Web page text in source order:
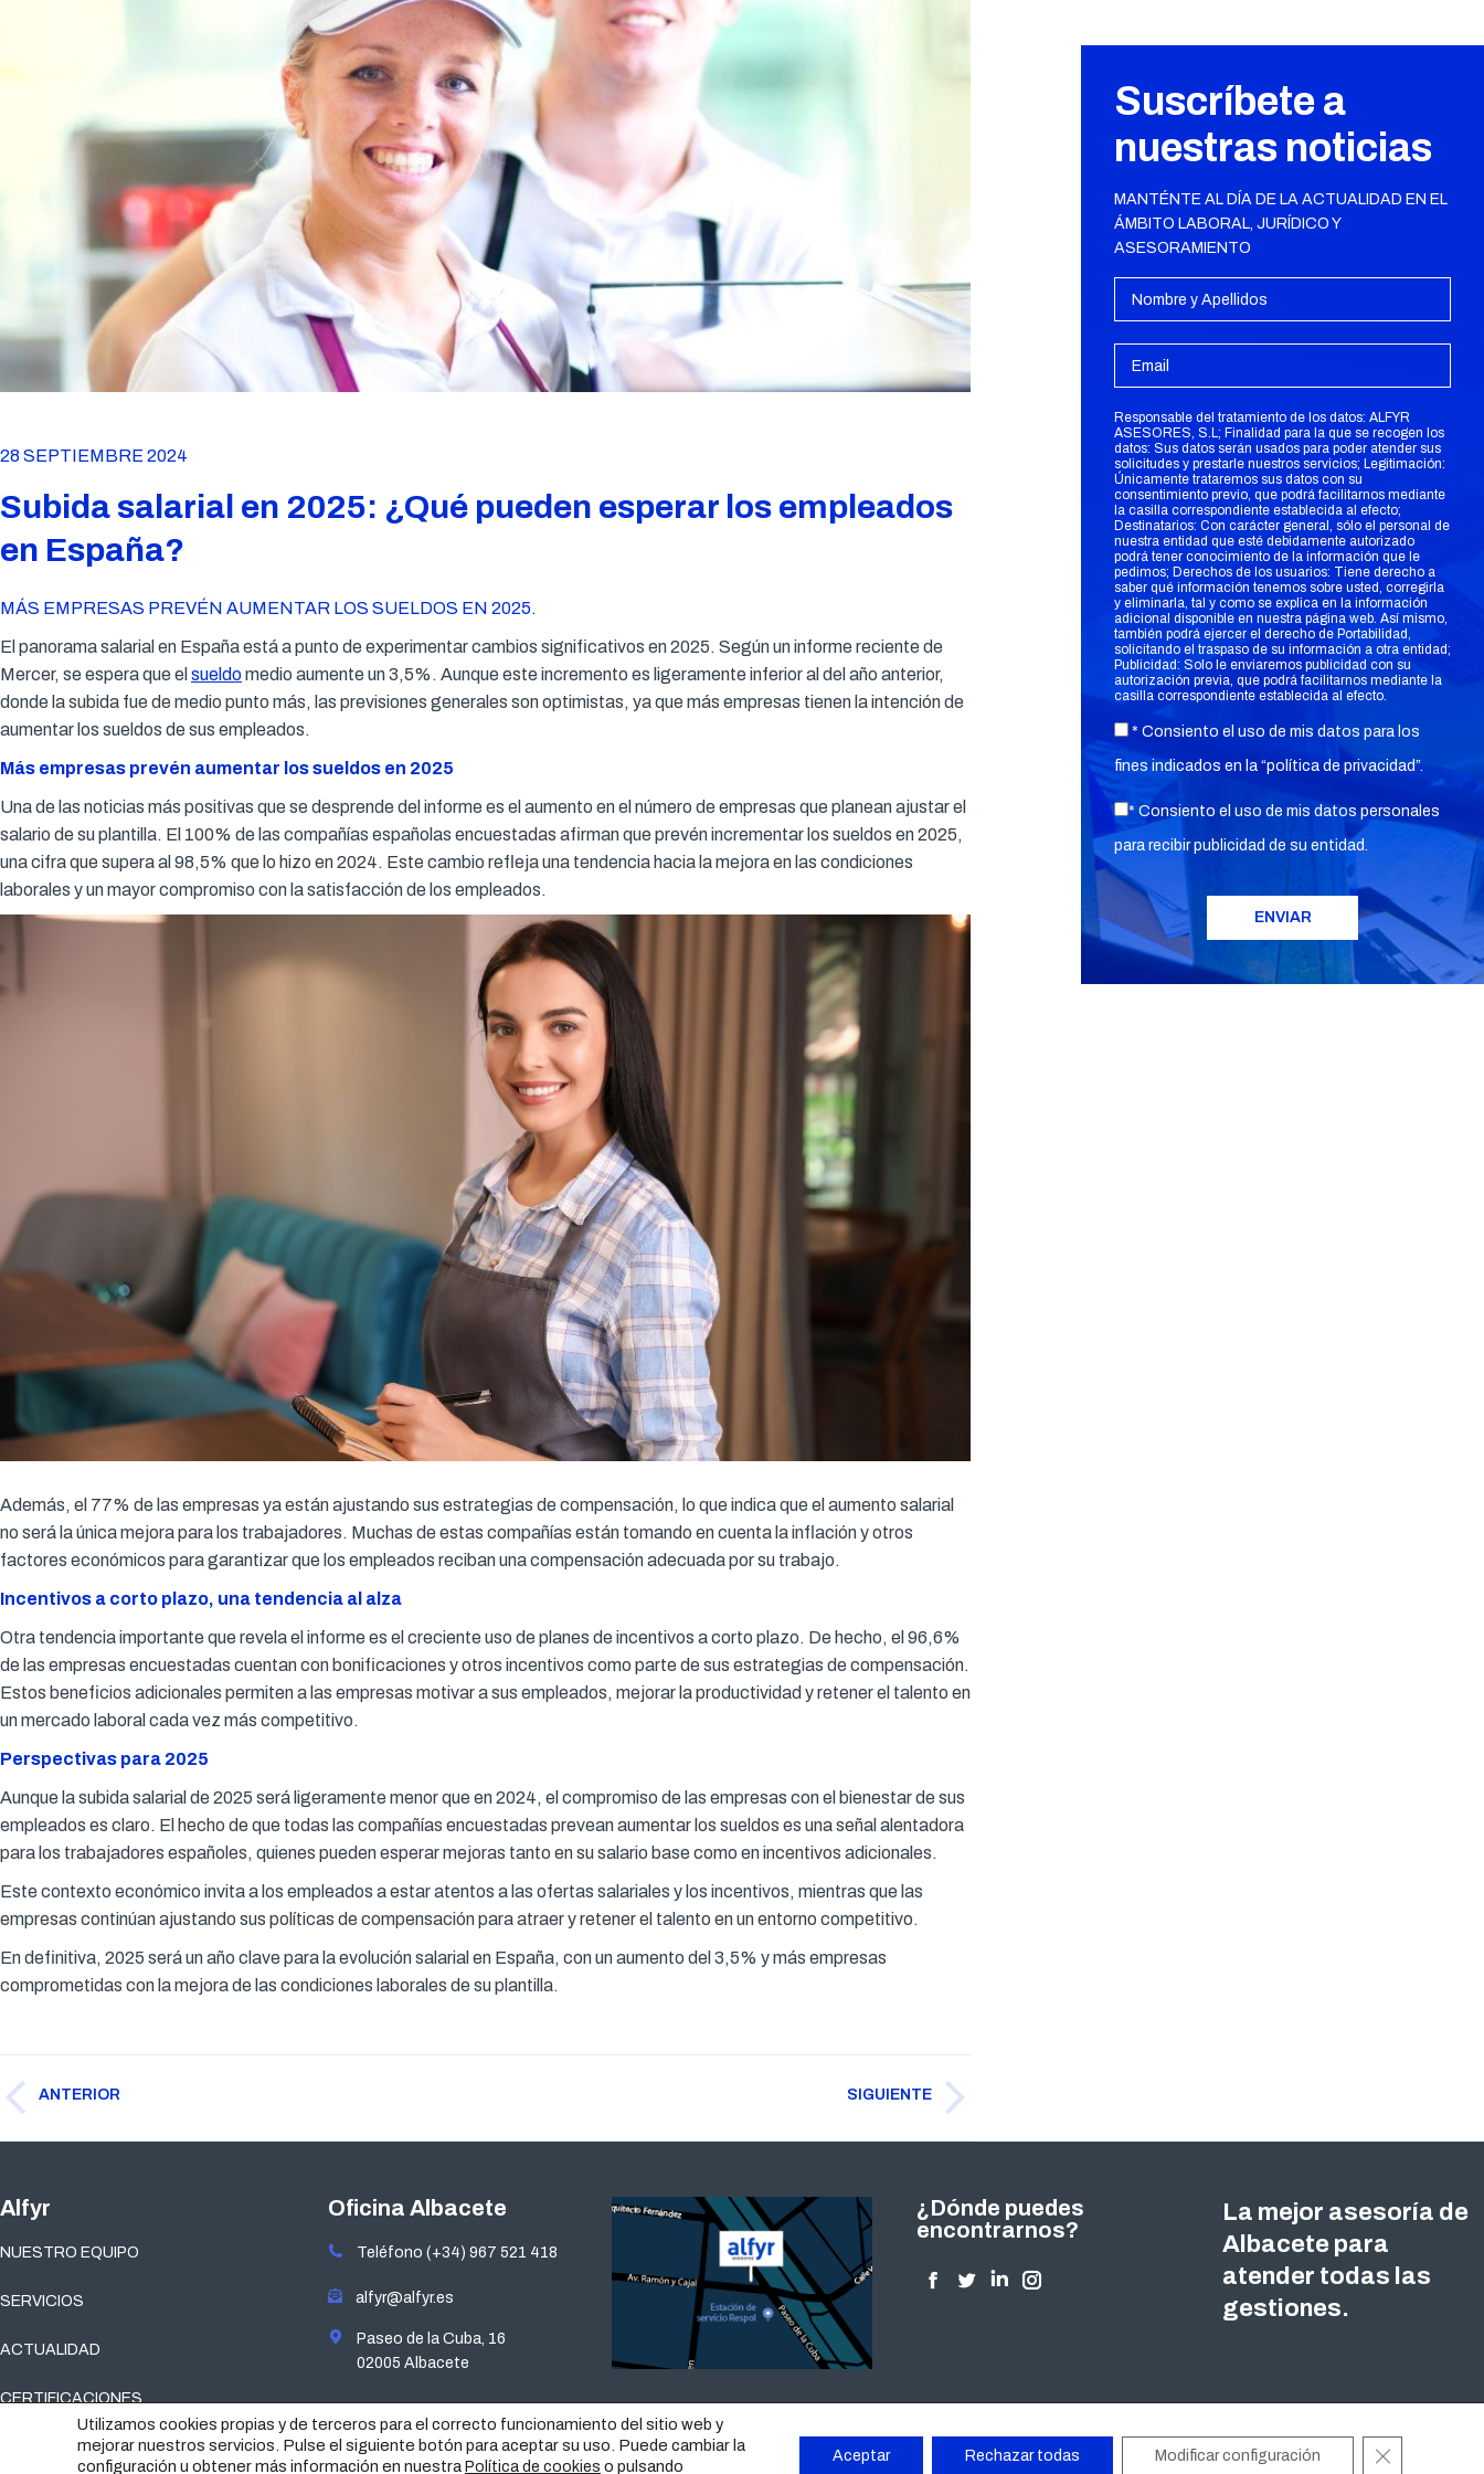
28 SEPTIEMBRE 2024
Subida salarial en 2025: ¿Qué pueden esperar los empleados
en España?
MÁS EMPRESAS PREVÉN AUMENTAR LOS SUELDOS EN 2025.
El panorama salarial en España está a punto de experimentar cambios significativos en 2025. Según un informe reciente de
Mercer, se espera que el sueldomedio aumente un 3,5%. Aunque este incremento es ligeramente inferior al del año anterior,
donde la subida fue de medio punto más, las previsiones generales son optimistas, ya que más empresas tienen la intención de
aumentar los sueldos de sus empleados.
Más empresas prevén aumentar los sueldos en 2025
Una de las noticias más positivas que se desprende del informe es el aumento en el número de empresas que planean ajustar el
salario de su plantilla. El 100% de las compañías españolas encuestadas afirman que prevén incrementar los sueldos en 2025,
una cifra que supera al 98,5% que lo hizo en 2024. Este cambio refleja una tendencia hacia la mejora en las condiciones
laborales y un mayor compromiso con la satisfacción de los empleados.
Además, el 77% de las empresas ya están ajustando sus estrategias de compensación, lo que indica que el aumento salarial
no será la única mejora para los trabajadores. Muchas de estas compañías están tomando en cuenta la inflación y otros
factores económicos para garantizar que los empleados reciban una compensación adecuada por su trabajo.
Incentivos a corto plazo, una tendencia al alza
Otra tendencia importante que revela el informe es el creciente uso de planes de incentivos a corto plazo. De hecho, el 96,6%
de las empresas encuestadas cuentan con bonificaciones y otros incentivos como parte de sus estrategias de compensación.
Estos beneficios adicionales permiten a las empresas motivar a sus empleados, mejorar la productividad y retener el talento en
un mercado laboral cada vez más competitivo.
Perspectivas para 2025
Aunque la subida salarial de 2025 será ligeramente menor que en 2024, el compromiso de las empresas con el bienestar de sus
empleados es claro. El hecho de que todas las compañías encuestadas prevean aumentar los sueldos es una señal alentadora
para los trabajadores españoles, quienes pueden esperar mejoras tanto en su salario base como en incentivos adicionales.
Este contexto económico invita a los empleados a estar atentos a las ofertas salariales y los incentivos, mientras que las
empresas continúan ajustando sus políticas de compensación para atraer y retener el talento en un entorno competitivo.
En definitiva, 2025 será un año clave para la evolución salarial en España, con un aumento del 3,5% y más empresas
comprometidas con la mejora de las condiciones laborales de su plantilla.
entreANTERIOR
anterior:
SIGUIENTE
siguiente:
Suscríbete a
nuestras noticias
MANTÉNTE AL DÍA DE LA ACTUALIDAD EN EL
ÁMBITO LABORAL, JURÍDICO Y
ASESORAMIENTO
Responsable del tratamiento de los datos: ALFYR
ASESORES, S.L; Finalidad para la que se recogen los
datos: Sus datos serán usados para poder atender sus
solicitudes y prestarle nuestros servicios; Legitimación:
Únicamente trataremos sus datos con su
consentimiento previo, que podrá facilitarnos mediante
la casilla correspondiente establecida al efecto;
Destinatarios: Con carácter general, sólo el personal de
nuestra entidad que esté debidamente autorizado
podrá tener conocimiento de la información que le
pedimos; Derechos de los usuarios: Tiene derecho a
saber qué información tenemos sobre usted, corregirla
y eliminarla, tal y como se explica en la información
adicional disponible en nuestra página web. Así mismo,
también podrá ejercer el derecho de Portabilidad,
solicitando el traspaso de su información a otra entidad;
Publicidad: Solo le enviaremos publicidad con su
autorización previa, que podrá facilitarnos mediante la
casilla correspondiente establecida al efecto.
* Consiento el uso de mis datos para los
fines indicados en la “política de privacidad”.
* Consiento el uso de mis datos personales
para recibir publicidad de su entidad.
Alfyr
NUESTRO EQUIPO
SERVICIOS
ACTUALIDAD
CERTIFICACIONES
Oficina Albacete
Teléfono (+34) 967 521 418
alfyr@alfyr.es
Paseo de la Cuba, 16
02005 Albacete
¿Dónde puedes
encontrarnos?
Encuéntranos en:
Facebook
new
window
Twitter
new
window
Linkedin
new
window
Instagram
new
window
La mejor asesoría de
Albacete para
atender todas las
gestiones.
Utilizamos cookies propias y de terceros para el correcto funcionamiento del sitio web y
mejorar nuestros servicios. Pulse el siguiente botón para aceptar su uso. Puede cambiar la
configuración u obtener más información en nuestra Política de cookies o pulsando
Aceptar Rechazar todas Modificar configuración Cerrar el